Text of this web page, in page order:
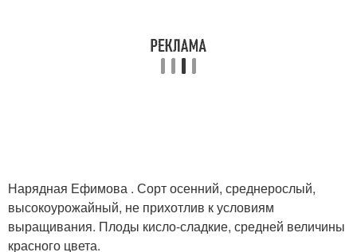
Нарядная Ефимова . Сорт осенний, среднерослый,
высокоурожайный, не прихотлив к условиям
выращивания. Плоды кисло-сладкие, средней величины
красного цвета.